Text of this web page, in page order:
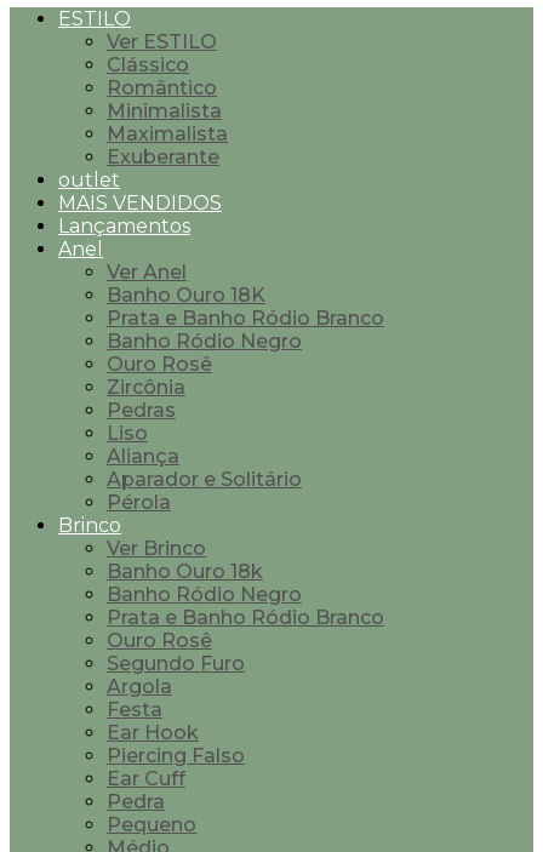
ESTILO
Ver ESTILO
Clássico
Romântico
Minimalista
Maximalista
Exuberante
outlet
MAIS VENDIDOS
Lançamentos
Anel
Ver Anel
Banho Ouro 18K
Prata e Banho Ródio Branco
Banho Ródio Negro
Ouro Rosê
Zircônia
Pedras
Liso
Aliança
Aparador e Solitário
Pérola
Brinco
Ver Brinco
Banho Ouro 18k
Banho Ródio Negro
Prata e Banho Ródio Branco
Ouro Rosê
Segundo Furo
Argola
Festa
Ear Hook
Piercing Falso
Ear Cuff
Pedra
Pequeno